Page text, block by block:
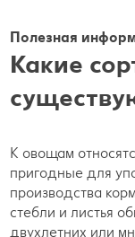
Полезная
Какие
К овощам
пригодные для
производства
стебли и листья
двухлетних или